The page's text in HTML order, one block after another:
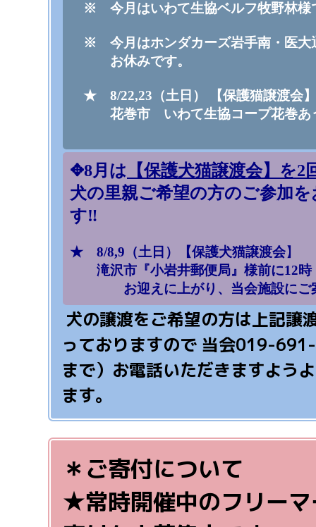
※ 今月はいわて生協ベルフ牧野林
※ 今月はホンダカーズ岩手南・医大
お休みです。
★ 8/22,23（土日） 【保護猫譲渡会】
花巻市 いわて生協コープ花巻あう
✥8月は 【保護犬猫譲渡会】を
犬の里親ご希望の方のご参加
す‼
★ 8/8,9 （土日）【保護犬猫譲渡会】
滝沢市『小岩井郵便局』様前に12時
お迎えに上がり、当会施設にご
犬の譲渡をご希望の方は上記譲
っておりますので 当会019-
まで） お電話いただきますよう
ます。
＊ご寄付について
★常時開催中のフリー